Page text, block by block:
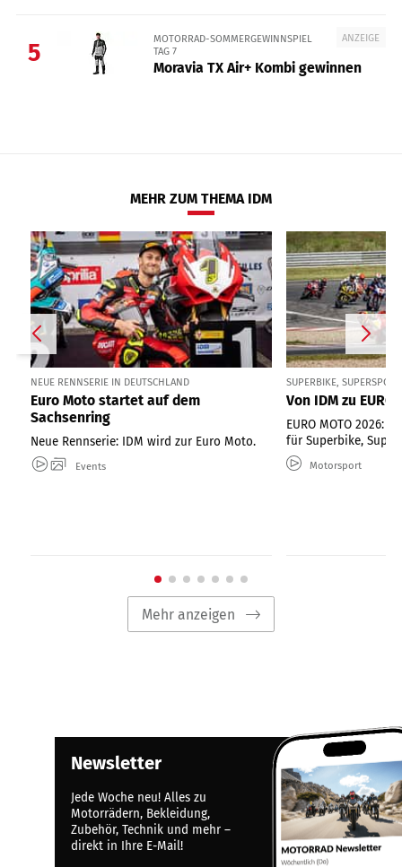
5
ANZEIGE
MOTORRAD-SOMMERGEWINNSPIEL
TAG 7
Moravia TX Air+ Kombi gewinnen
MEHR ZUM THEMA IDM
NEUE RENNSERIE IN DEUTSCHLAND
Euro Moto startet auf dem
Sachsenring
Neue Rennserie: IDM wird zur Euro Moto.
Events
SUPERBIKE,
Von IDM zu EURO
EURO MOTO 2026:
für Superbike,
Motorsport
Mehr anzeigen
Newsletter
Jede Woche neu! Alles zu
Motorrädern, Bekleidung,
Zubehör, Technik und mehr –
direkt in Ihre E-Mail!